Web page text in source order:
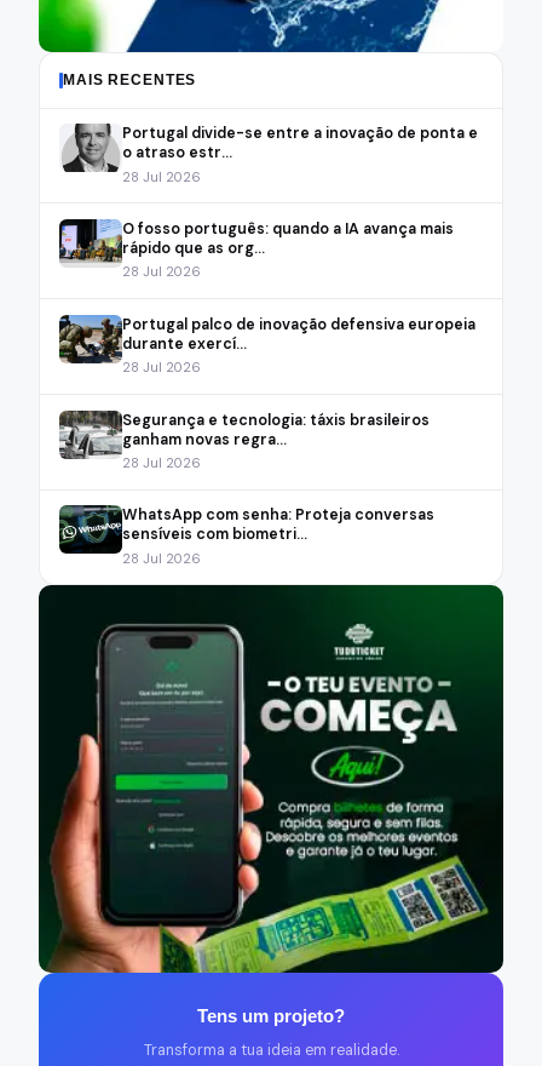
MAIS RECENTES
Portugal divide-se entre a inovação de ponta e
o atraso estr...
28 Jul 2026
O fosso português: quando a IA avança mais
rápido que as org...
28 Jul 2026
Portugal palco de inovação defensiva europeia
durante exercí...
28 Jul 2026
Segurança e tecnologia: táxis brasileiros
ganham novas regra...
28 Jul 2026
WhatsApp com senha: Proteja conversas
sensíveis com biometri...
28 Jul 2026
Tens um projeto?
Transforma a tua ideia em realidade.